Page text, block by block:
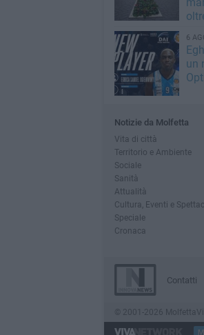
6
un
Notizie da Molfetta
Vita di città
Territorio e Ambiente
Sociale
Sanità
Attualità
Cultura, Eventi e
Speciale
Cronaca
Contatti
© 2001-2026